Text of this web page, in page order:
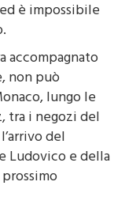
è impossibile
accompagnato
non può
lungo le
tra i negozi del
del
Ludovico e della